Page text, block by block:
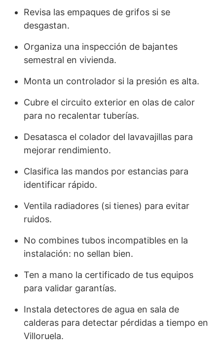
Revisa las empaques de grifos si se
desgastan.
Organiza una inspección de bajantes
semestral en vivienda.
Monta un controlador si la presión es alta.
Cubre el circuito exterior en olas de calor
para no recalentar tuberías.
Desatasca el colador del lavavajillas para
mejorar rendimiento.
Clasifica las mandos por estancias para
identificar rápido.
Ventila radiadores (si tienes) para evitar
ruidos.
No combines tubos incompatibles en la
instalación: no sellan bien.
Ten a mano la certificado de tus equipos
para validar garantías.
Instala detectores de agua en sala de
calderas para detectar pérdidas a tiempo en
Villoruela.